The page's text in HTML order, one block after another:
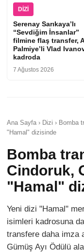
DIZI
Serenay Sarıkaya’lı
“Sevdiğim İnsanlar”
filmine flaş transfer,
Palmiye’li Vlad
kadroda
7 Ağustos 2026
Ana Sayfa › Dizi › Bomba
"Hamal" dizisinde
Bomba
Cindoruk,
"Hamal"
Yeni dizi "Hamal"
isimleri kadrosuna
transfere daha imza
Gümüş Ayı Ödülü